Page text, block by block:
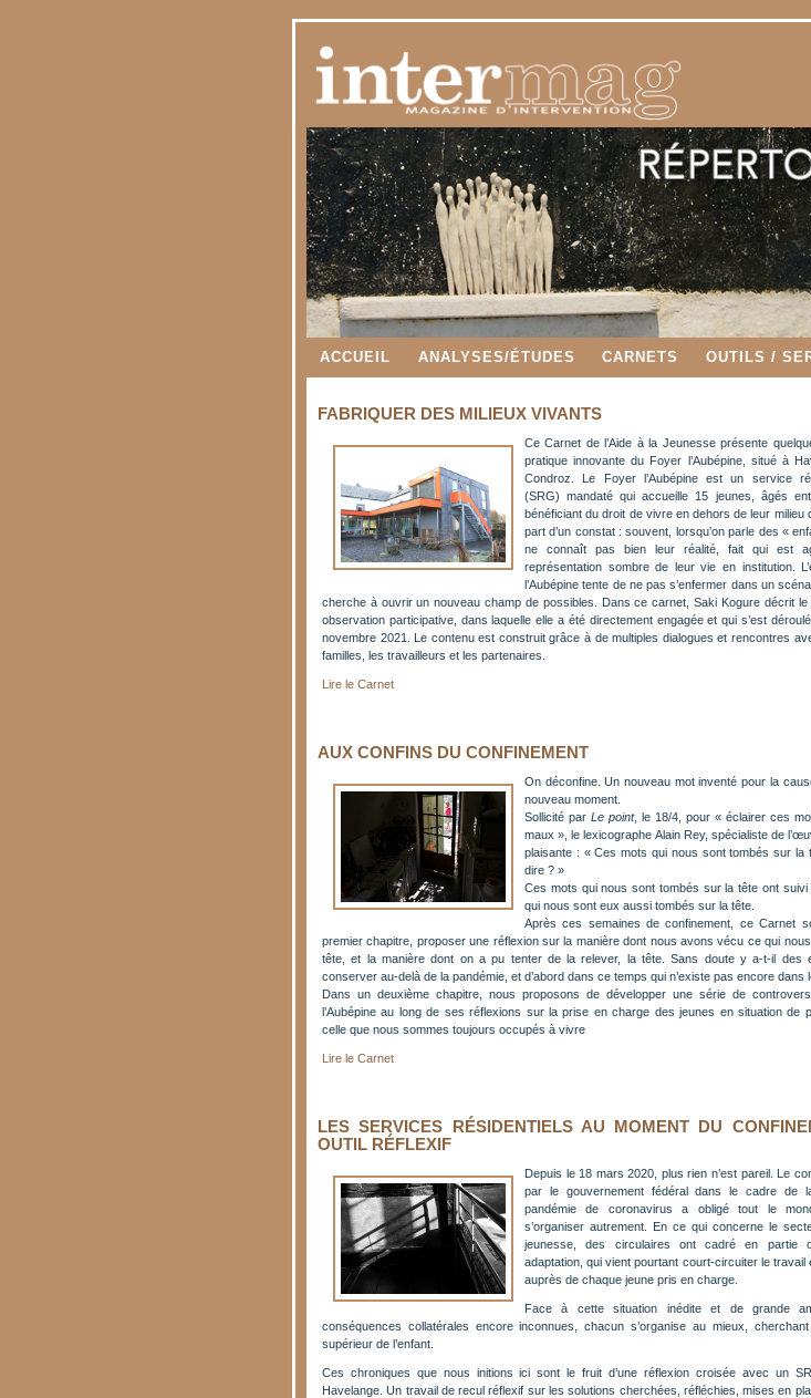
ACCUEIL ANALYSES/ÉTUDES CARNETS OUTILS /
FABRIQUER DES MILIEUX VIVANTS
Ce Carnet de l’Aide à la Jeunesse présente
pratique innovante du Foyer l’Aubépine, situé à
Condroz. Le Foyer l’Aubépine est un service
(SRG) mandaté qui accueille 15 jeunes, âgés
bénéficiant du droit de vivre en dehors de leur milieu
part d’un constat : souvent, lorsqu’on parle des «
ne connaît pas bien leur réalité, fait qui est
représentation sombre de leur vie en institution.
l’Aubépine tente de ne pas s’enfermer dans un
cherche à ouvrir un nouveau champ de possibles. Dans ce carnet, Saki Kogure décrit le
observation participative, dans laquelle elle a été directement engagée et qui s’est
novembre 2021. Le contenu est construit grâce à de multiples dialogues et rencontres
familles, les travailleurs et les partenaires.
Lire le Carnet
AUX CONFINS DU CONFINEMENT
On déconfine. Un nouveau mot inventé pour la
nouveau moment.
Sollicité parLe point, le 18/4, pour « éclairer ces
maux », le lexicographe Alain Rey, spécialiste de
plaisante : « Ces mots qui nous sont tombés sur la
dire ? »
Ces mots qui nous sont tombés sur la tête ont suivi
qui nous sont eux aussi tombés sur la tête.
Après ces semaines de confinement, ce Carnet
premier chapitre, proposer une réflexion sur la manière dont nous avons vécu ce qui
tête, et la manière dont on a pu tenter de la relever, la tête. Sans doute y a-t-il des
conserver au-delà de la pandémie, et d’abord dans ce temps qui n’existe pas encore dans
Dans un deuxième chapitre,nous proposons de développer une série de
l’Aubépine au long de ses réflexions sur la prise en charge des jeunes en situation de
celle que nous sommes toujours occupés à vivre
Lire le Carnet
LES SERVICES RÉSIDENTIELS AU MOMENT DU
OUTIL RÉFLEXIF
Depuis le 18 mars 2020, plus rien n’est pareil. Le
par le gouvernement fédéral dans le cadre de
pandémie de coronavirus a obligé tout le
s’organiser autrement. En ce qui concerne le
jeunesse, des circulaires ont cadré en partie
adaptation, qui vient pourtant court-circuiter le travail
auprès de chaque jeune pris en charge.
Face à cette situation inédite et de grande
conséquences collatérales encore inconnues, chacun s’organise au mieux, cherchant
supérieur de l’enfant.
Ces chroniques que nous initions ici sont le fruit d’une réflexion croisée avec un
Havelange. Un travail de recul réflexif sur les solutions cherchées, réfléchies, mises en